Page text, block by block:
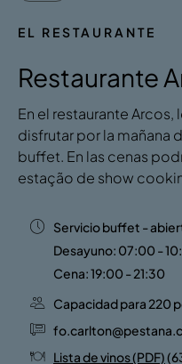
EL RESTAURANTE
Restaurante
​​En el restaurante
disfrutar por la mañana
buffet. En las cenas
estação de show
Servicio buffet -
Desayuno: 07:00 -
Cena: 19:00 - 21:30
Capacidad para 220
Lista de vinos (PDF)